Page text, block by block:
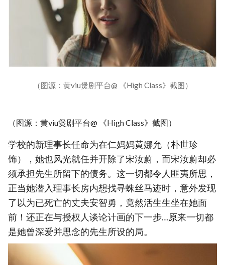
（图源：黄viu煲剧平台@ 《High Class》截图）
（图源：黄viu煲剧平台@ 《High Class》截图）
学校的新理事长任命为在仁妈妈黄娜允（朴世珍
饰），她也风光就任并开除了宋汝蔚，而宋汝蔚却必
须承担先生所留下的债务。这一切都令人匪夷所思，
正当她潜入理事长房内想找寻蛛丝马迹时，意外发现
了以为已死亡的丈夫安智勇，竟然活生生坐在她面
前！还正在与授权人谈论计画的下一步…原来一切都
是她曾深爱并思念的先生所设的局。